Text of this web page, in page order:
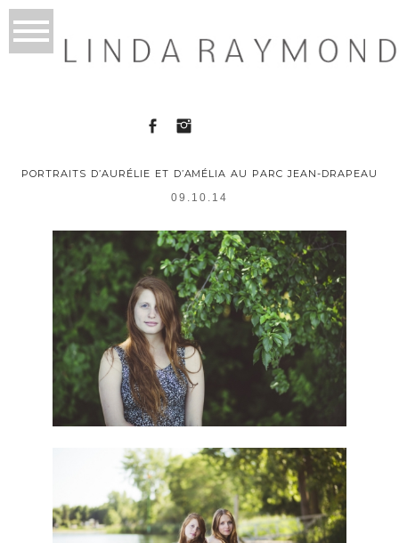
PORTRAITS D’AURÉLIE ET D’AMÉLIA AU PARC JEAN-DRAPEAU
09.10.14